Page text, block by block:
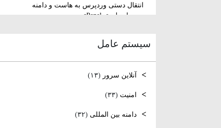
انتقال دستی وردپرس به هاست و دامنه
جدید از طریق cPanel
سیستم عامل
آنلاین سرور (۱۳)
امنیت (۳۳)
دامنه بین المللی (۳۲)